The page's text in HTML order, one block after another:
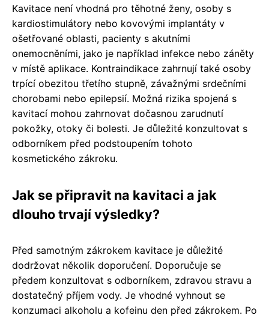
Kavitace není vhodná pro těhotné ženy, osoby s
kardiostimulátory nebo kovovými implantáty v
ošetřované oblasti, pacienty s akutními
onemocněními, jako je například infekce nebo záněty
v místě aplikace. Kontraindikace zahrnují také osoby
trpící obezitou třetího stupně, závažnými srdečními
chorobami nebo epilepsií. Možná rizika spojená s
kavitací mohou zahrnovat dočasnou zarudnutí
pokožky, otoky či bolesti. Je důležité konzultovat s
odborníkem před podstoupením tohoto
kosmetického zákroku.
Jak se připravit na kavitaci a jak
dlouho trvají výsledky?
Před samotným zákrokem kavitace je důležité
dodržovat několik doporučení. Doporučuje se
předem konzultovat s odborníkem, zdravou stravu a
dostatečný příjem vody. Je vhodné vyhnout se
konzumaci alkoholu a kofeinu den před zákrokem. Po